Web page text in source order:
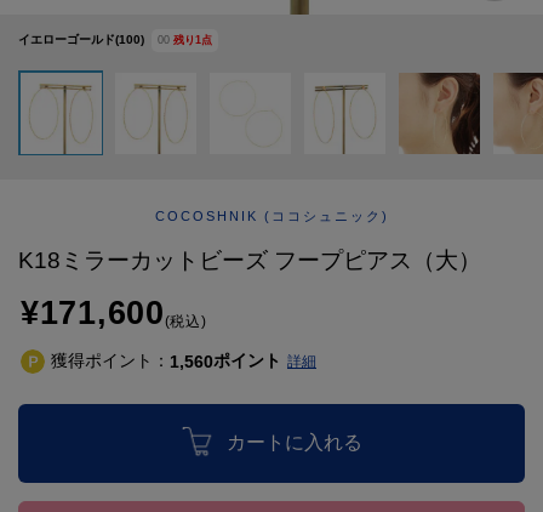
イエローゴールド(100) 00 残り 1点
COCOSHNIK (ココシュニック)
K18ミラーカットビーズ フープピアス（大）
¥171,600(税込)
獲得ポイント： 1,560ポイント 詳細
カートに入れる